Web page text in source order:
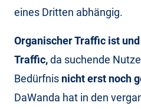
eines Dritten abhängig.
Organischer Traffic ist
Traffic,da suchende
Bedürfnis nicht erst noch
DaWanda hat in den